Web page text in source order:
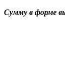
Сумму в форме